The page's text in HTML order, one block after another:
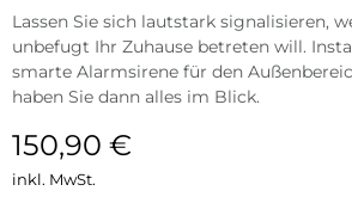
Lassen Sie sich lautstark signalisieren,
unbefugt Ihr Zuhause betreten will.
smarte Alarmsirene für den
haben Sie dann alles im Blick.
150,90 €
inkl. MwSt.